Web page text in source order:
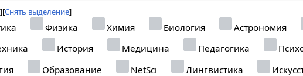
Снять выделение
Физика Химия Биология Астрономия
История Медицина Педагогика
Образование NetSci Лингвистика